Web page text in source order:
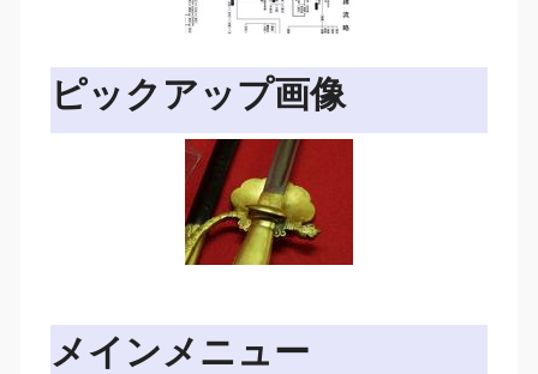
ピックアップ画像
メインメニュー